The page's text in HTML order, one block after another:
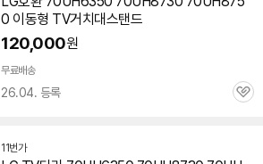
버
이
0 이동형 TV거치대스탠드
120,000원
무료배송
26.04. 등록
관
11번가